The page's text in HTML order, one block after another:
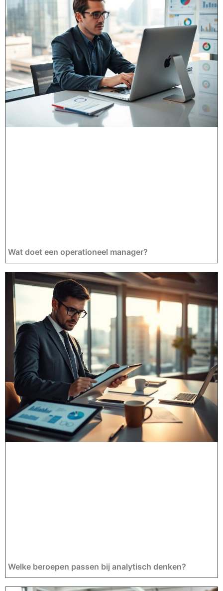
Wat doet een operationeel manager?
Welke beroepen passen bij analytisch denken?